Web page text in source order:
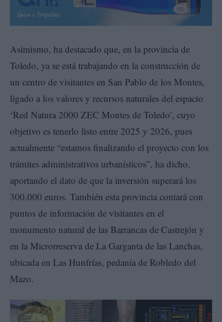
Asimismo, ha destacado que, en la provincia de
Toledo, ya se está trabajando en la construcción de
un centro de visitantes en San Pablo de los Montes,
ligado a los valores y recursos naturales del espacio
‘Red Natura 2000 ZEC Montes de Toledo’, cuyo
objetivo es tenerlo listo entre 2025 y 2026, pues
actualmente “estamos finalizando el proyecto con los
trámites administrativos urbanísticos”, ha dicho,
aportando el dato de que la inversión superará los
300.000 euros. También esta provincia contará con
puntos de información de visitantes en el
monumento natural de las Barrancas de Castrejón y
en la Microrreserva de La Garganta de las Lanchas,
ubicada en Las Hunfrías, pedanía de Robledo del
Mazo.